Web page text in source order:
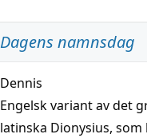
Dagens namnsdag
Dennis
Engelsk variant av det
latinska Dionysius,